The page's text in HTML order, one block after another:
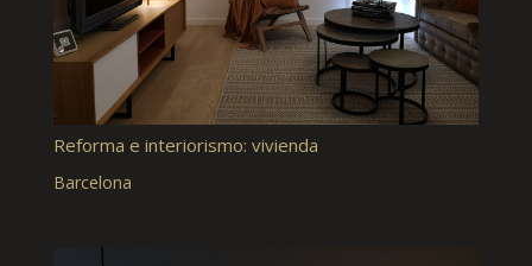
Reforma e interiorismo: vivienda
Barcelona